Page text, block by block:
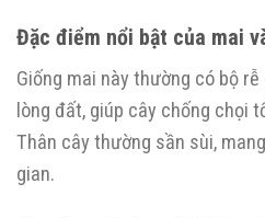
Đặc điểm nổi bật của mai
Giống mai này thường có bộ
lòng đất, giúp cây chống chọi
Thân cây thường sần sùi,
gian.